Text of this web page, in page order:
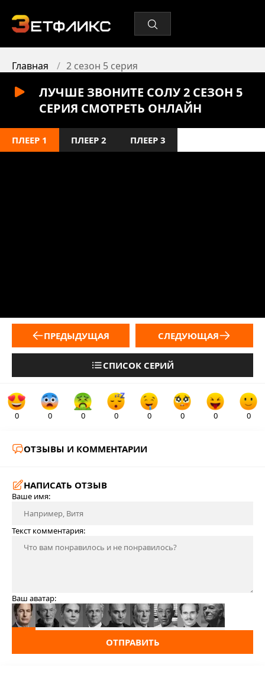
Главная 2 сезон 5 серия
ЛУЧШЕ ЗВОНИТЕ СОЛУ 2 СЕЗОН 5
СЕРИЯ СМОТРЕТЬ ОНЛАЙН
ПЛЕЕР 1 ПЛЕЕР 2 ПЛЕЕР 3
ПРЕДЫДУЩАЯ
СПИСОК СЕРИЙ
СЛЕДУЮЩАЯ
0 0 0 0 0 0 0 0
ОТЗЫВЫ И КОММЕНТАРИИ
НАПИСАТЬ ОТЗЫВ
Ваше имя:
Текст комментария:
Ваш аватар:
ОТПРАВИТЬ